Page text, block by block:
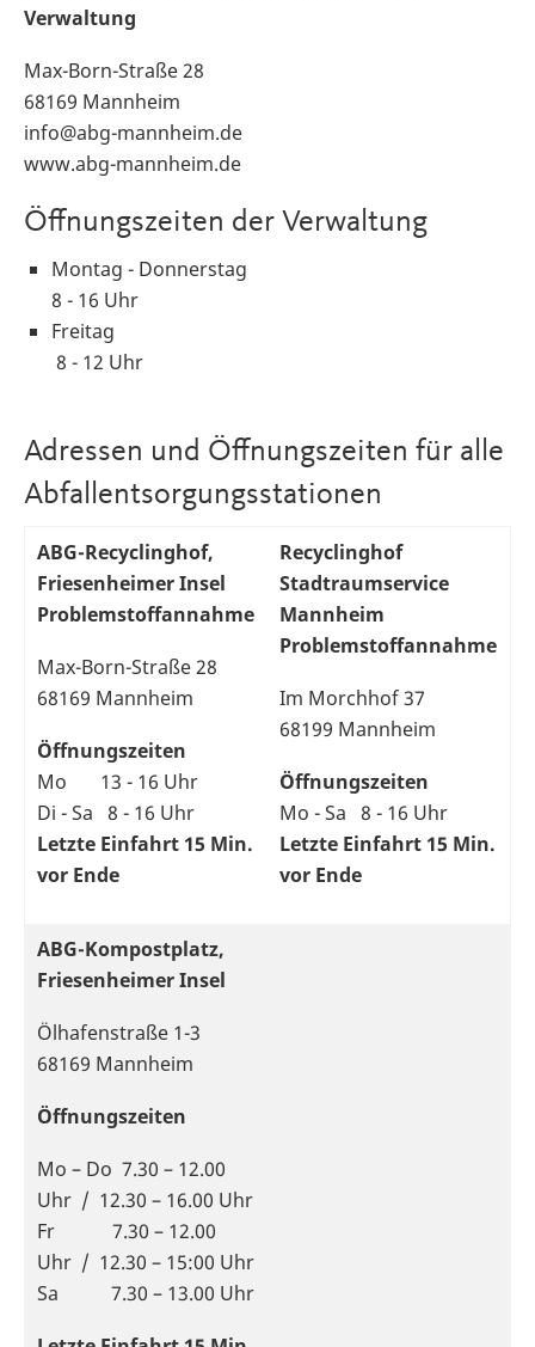
Verwaltung
Max-Born-Straße 28
68169 Mannheim
info@abg-mannheim.de
www.abg-mannheim.de
Öffnungszeiten der Verwaltung
Montag - Donnerstag
8 - 16 Uhr
Freitag
8 - 12 Uhr
Adressen und Öffnungszeiten für alle
Abfallentsorgungsstationen
ABG-Recyclinghof,
Friesenheimer Insel
Problemstoffannahme
Max-Born-Straße 28
68169 Mannheim
Öffnungszeiten
Mo 13 - 16 Uhr
Di - Sa 8 - 16 Uhr
Letzte Einfahrt 15 Min.
vor Ende
Recyclinghof
Stadtraumservice
Mannheim
Problemstoffannahme
Im Morchhof 37
68199 Mannheim
Öffnungszeiten
Mo - Sa 8 - 16 Uhr
Letzte Einfahrt 15 Min.
vor Ende
ABG-Kompostplatz,
Friesenheimer Insel
Ölhafenstraße 1-3
68169 Mannheim
Öffnungszeiten
Mo – Do 7.30 – 12.00
Uhr / 12.30 – 16.00 Uhr
Fr 7.30 – 12.00
Uhr / 12.30 – 15:00 Uhr
Sa 7.30 – 13.00 Uhr